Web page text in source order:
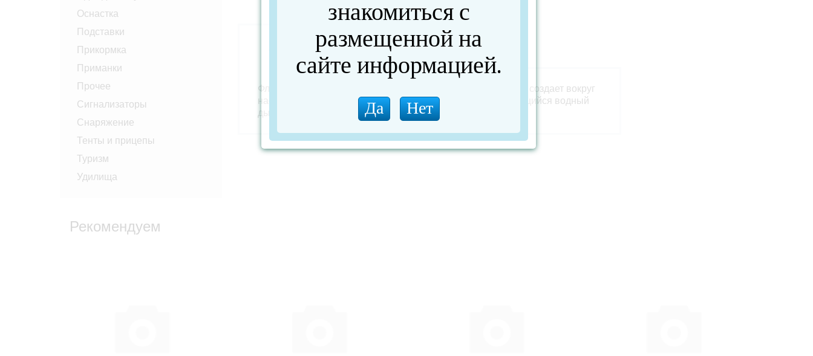
Оснастка
Подставки
Прикормка
Приманки
Прочее
Сигнализаторы
Снаряжение
Тенты и прицепы
Туризм
Удилища
Описание
Флюро-дип (гель) CarpHunter Хот демон (hot demon) 100мл - создает вокруг
насадки, кормушки или ПВА-стика привлекательный, светящийся водный
дым. Дружит с ПВА!
Рекомендуем
знакомиться с
размещенной на
сайте информацией.